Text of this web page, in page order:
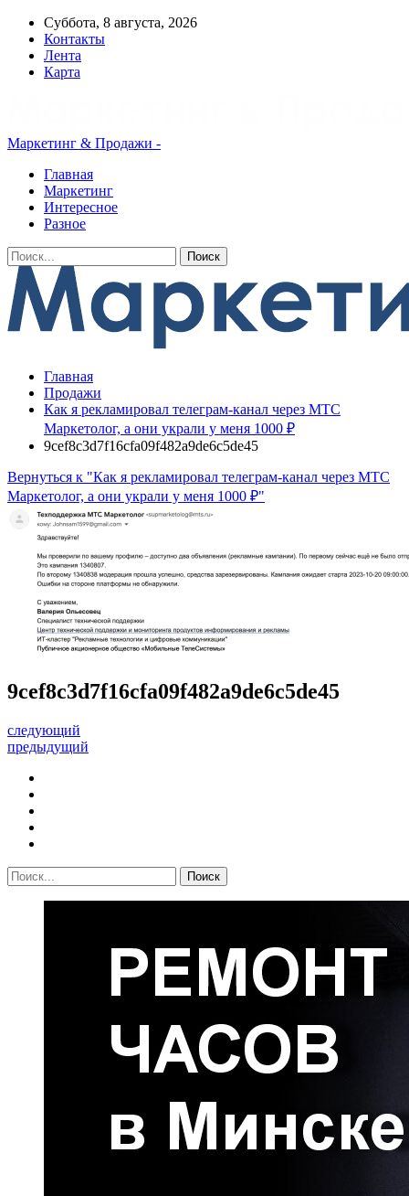
Суббота, 8 августа, 2026
Контакты
Лента
Карта
Маркетинг & Продажи -
Главная
Маркетинг
Интересное
Разное
Главная
Продажи
Как я рекламировал телеграм-канал через МТС
Маркетолог, а они украли у меня 1000 ₽
9cef8c3d7f16cfa09f482a9de6c5de45
Вернуться к "Как я рекламировал телеграм-канал через МТС
Маркетолог, а они украли у меня 1000 ₽"
9cef8c3d7f16cfa09f482a9de6c5de45
следующий
предыдущий